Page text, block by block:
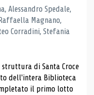
Alessandro Spedale,
Magnano,
Corradini, Stefania
di Santa Croce
dell'intera Biblioteca
il primo lotto